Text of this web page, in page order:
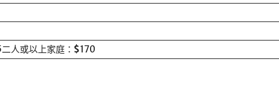
人或以上家庭： $170